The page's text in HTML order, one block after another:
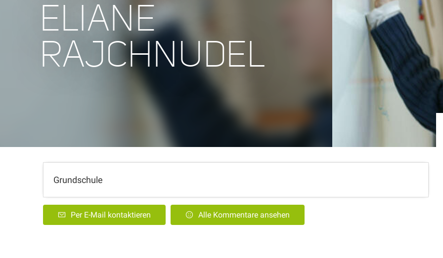
ELIANE
RAJCHNUDEL
Grundschule
Per E-Mail kontaktieren Alle Kommentare ansehen